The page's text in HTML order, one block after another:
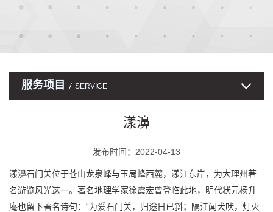
服务项目 SERVICE
漾濞
发布时间：2022-04-13
漾濞石门关位于苍山龙泉峰与玉局峰西麓，漾江东岸，为大理州著
名游览风光这一。著名地理学家徐霞宏曾登临此地，明代状元杨升
庵也留下著名诗句：“为爱石门关，归途日已斜；隔江闻犬吠，灯火